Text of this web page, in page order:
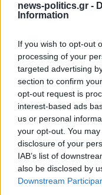
news-politics.gr -
Information
If you wish to opt-out
processing of your
targeted advertising
section to confirm
opt-out request is
interest-based ads
us or personal
your opt-out. You
disclosure of your
IAB’s list of
also be disclosed by
Downstream
Το ατύχημα του
στη Ρόδο όπου
(video)